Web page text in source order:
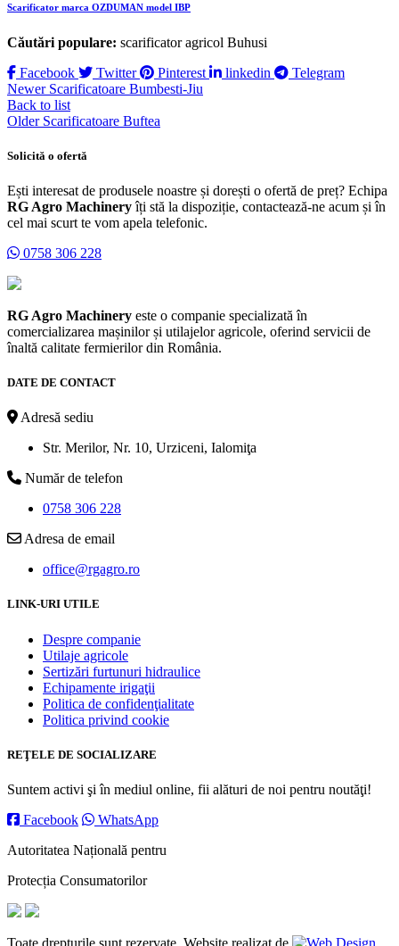
Scarificator marca OZDUMAN model IBP
Căutări populare: scarificator agricol Buhusi
Facebook
Twitter Pinterest linkedin
Telegram
Newer Scarificatoare Bumbesti-Jiu
Back to list
Older Scarificatoare Buftea
Solicită o ofertă
Ești interesat de produsele noastre și dorești o ofertă de preț? Echipa
RG Agro Machineryîți stă la dispoziție, contactează-ne acum și în
cel mai scurt te vom apela telefonic.
0758 306 228
RG Agro Machinery este o companie specializată în
comercializarea mașinilor și utilajelor agricole, oferind servicii de
înaltă calitate fermierilor din România.
DATE DE CONTACT
Adresă sediu
Str. Merilor, Nr. 10, Urziceni, Ialomiţa
Număr de telefon
0758 306 228
Adresa de email
office@rgagro.ro
LINK-URI UTILE
Despre companie
Utilaje agricole
Sertizări furtunuri hidraulice
Echipamente irigaţii
Politica de confidenţialitate
Politica privind cookie
REŢELE DE SOCIALIZARE
Suntem activi şi în mediul online, fii alături de noi pentru noutăţi!
Facebook
WhatsApp
Autoritatea Națională pentru
Protecția Consumatorilor
Toate drepturile sunt rezervate. Website realizat de